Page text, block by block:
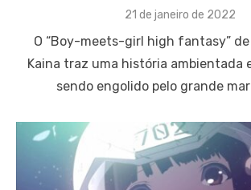
Posted
21 de janeiro de 2022
O “Boy-meets-girl high fantasy”
Kaina traz uma história ambientada
sendo engolido pelo grande